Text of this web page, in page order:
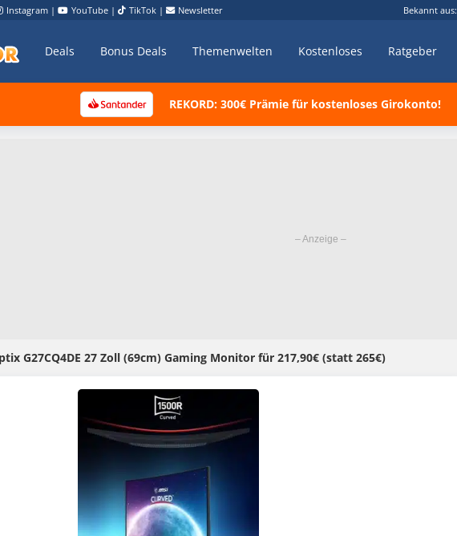
Instagram | YouTube | TikTok | Newsletter Bekannt aus:
Deals Bonus Deals Themenwelten Kostenloses Ratgeber
REKORD: 300€ Prämie für kostenloses Girokonto!
G27CQ4DE 27 Zoll (69cm) Gaming Monitor für 217,90€ (statt 265€)